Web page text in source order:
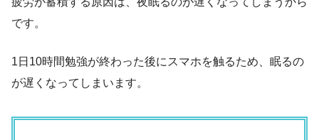
です。
1日10時間勉強が終わった後にスマホを触るため、眠るの
が遅くなってしまいます。